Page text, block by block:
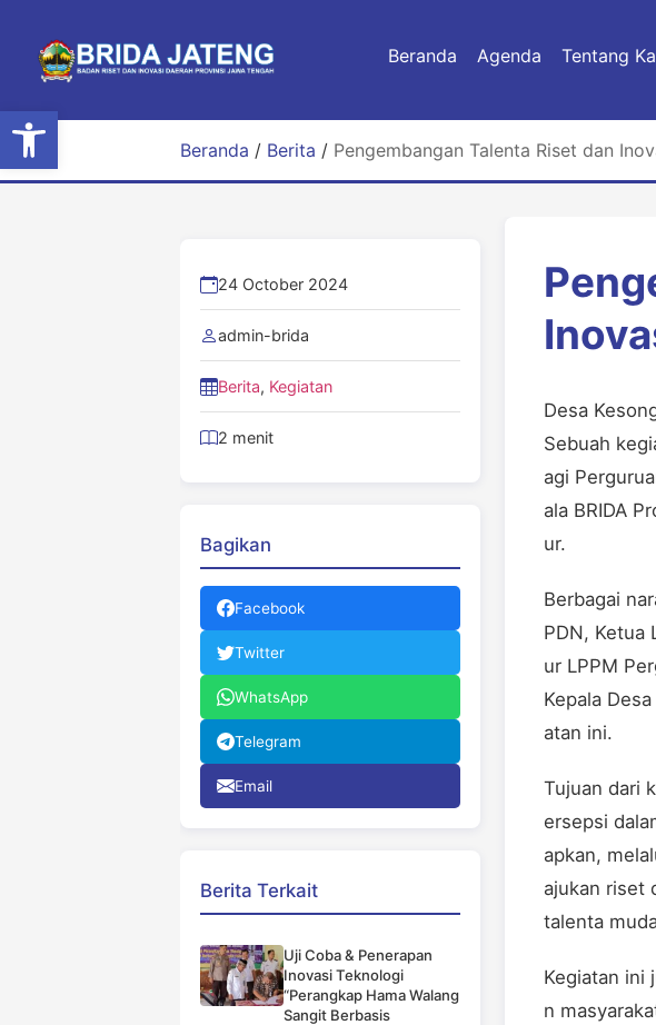
Open toolbar
Beranda Agenda Tentang
Beranda / Berita / Pengembangan Talenta Riset dan
24 October 2024
admin-brida
Berita, Kegiatan
2 menit
Bagikan
Facebook
Twitter
WhatsApp
Telegram
Email
Berita Terkait
Uji Coba & Penerapan
Inovasi Teknologi
“Perangkap Hama Walang
Sangit Berbasis
Desa
Sebuah
agi
ala BRIDA
ur.
Berbagai
PDN, Ketua
ur LPPM
Kepala
atan ini.
Tujuan dari
ersepsi
apkan,
ajukan riset
talenta
Kegiatan ini
n